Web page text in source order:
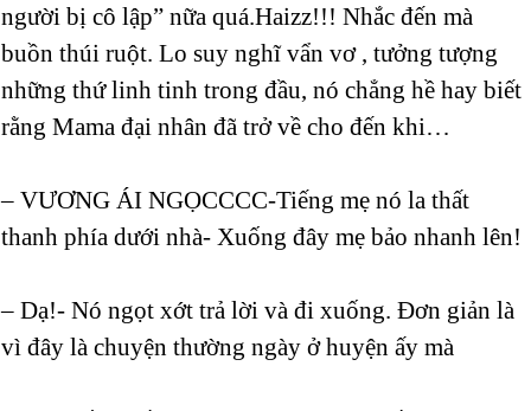
người bị cô lập” nữa quá.Haizz!!! Nhắc đến mà
buồn thúi ruột. Lo suy nghĩ vẩn vơ , tưởng tượng
những thứ linh tinh trong đầu, nó chẳng hề hay biết
rằng Mama đại nhân đã trở về cho đến khi…
– VƯƠNG ÁI NGỌCCCC-Tiếng mẹ nó la thất
thanh phía dưới nhà- Xuống đây mẹ bảo nhanh lên!
– Dạ!- Nó ngọt xớt trả lời và đi xuống. Đơn giản là
vì đây là chuyện thường ngày ở huyện ấy mà